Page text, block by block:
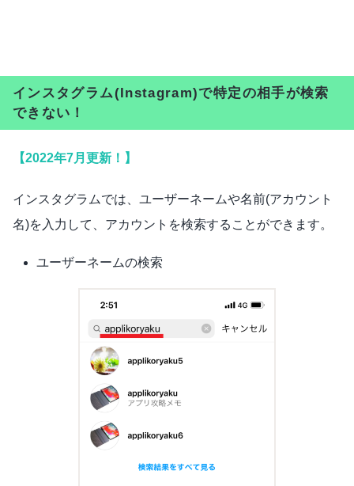
インスタグラム(Instagram)で特定の相手が検索
できない！
【2022年7月更新！】
インスタグラムでは、ユーザーネームや名前(アカウント
名)を入力して、アカウントを検索することができます。
ユーザーネームの検索